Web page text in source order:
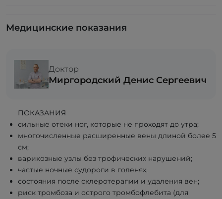
Медицинские показания
Доктор
Миргородский Денис Сергеевич
ПОКАЗАНИЯ
сильные отеки ног, которые не проходят до утра;
многочисленные расширенные вены длиной более 5
см;
варикозные узлы без трофических нарушений;
частые ночные судороги в голенях;
состояния после склеротерапии и удаления вен;
риск тромбоза и острого тромбофлебита (для